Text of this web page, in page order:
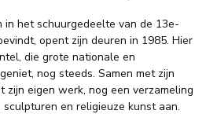
in het schuurgedeelte van de 13e-
opent zijn deuren in 1985. Hier
die grote nationale en
nog steeds. Samen met zijn
zijn eigen werk, nog een verzameling
en religieuze kunst aan.